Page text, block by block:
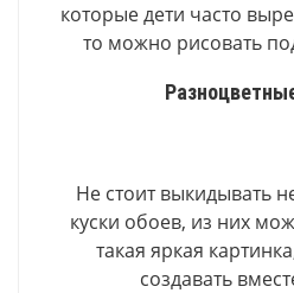
которые дети часто
то можно рисовать
Не стоит выкидывать
куски обоев, из них
такая яркая
создавать